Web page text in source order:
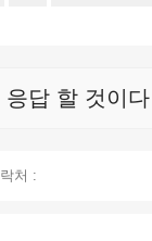
답 할 것이